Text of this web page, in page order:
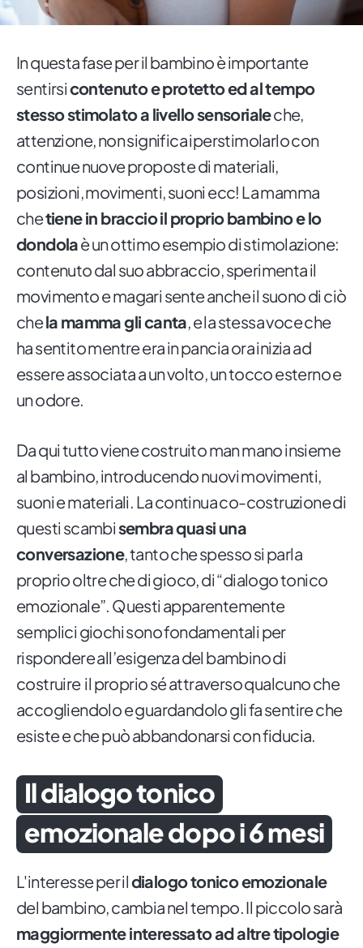
In questa fase per il bambino è importante
sentirsicontenuto e protetto ed al tempo
stesso stimolato a livello sensorialeche,
attenzione, non significa iperstimolarlo con
continue nuove proposte di materiali,
posizioni, movimenti, suoni ecc! La mamma
chetiene in braccio il proprio bambino e lo
dondolaè un ottimo esempio di stimolazione:
contenuto dal suo abbraccio, sperimenta il
movimento e magari sente anche il suono di ciò
chela mamma gli canta, e la stessa voce che
ha sentito mentre era in pancia ora inizia ad
essere associata a un volto, un tocco esterno e
un odore.
Da qui tutto viene costruito man mano insieme
al bambino, introducendo nuovi movimenti,
suoni e materiali. La continua co-costruzione di
questi scambisembra quasi una
conversazione, tanto che spesso si parla
proprio oltre che di gioco, di “dialogo tonico
emozionale”. Questi apparentemente
semplici giochi sono fondamentali per
rispondere all’esigenza del bambino di
costruire il proprio sé attraverso qualcuno che
accogliendolo e guardandolo gli fa sentire che
esiste e che può abbandonarsi con fiducia.
Il dialogo tonico
emozionale dopo i 6 mesi
L'interesse per ildialogo tonico emozionale
del bambino, cambia nel tempo. Il piccolo sarà
maggiormente interessato ad altre tipologie